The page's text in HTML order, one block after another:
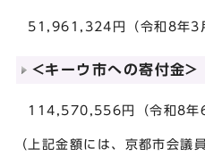
51,961,324円（令和8年3
<キーウ市への寄付金>
114,570,556円（令和8年6
（上記金額には、京都市会議